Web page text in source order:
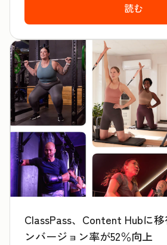
読む
ClassPass、Content Hubに
ンバージョン率が52％向上